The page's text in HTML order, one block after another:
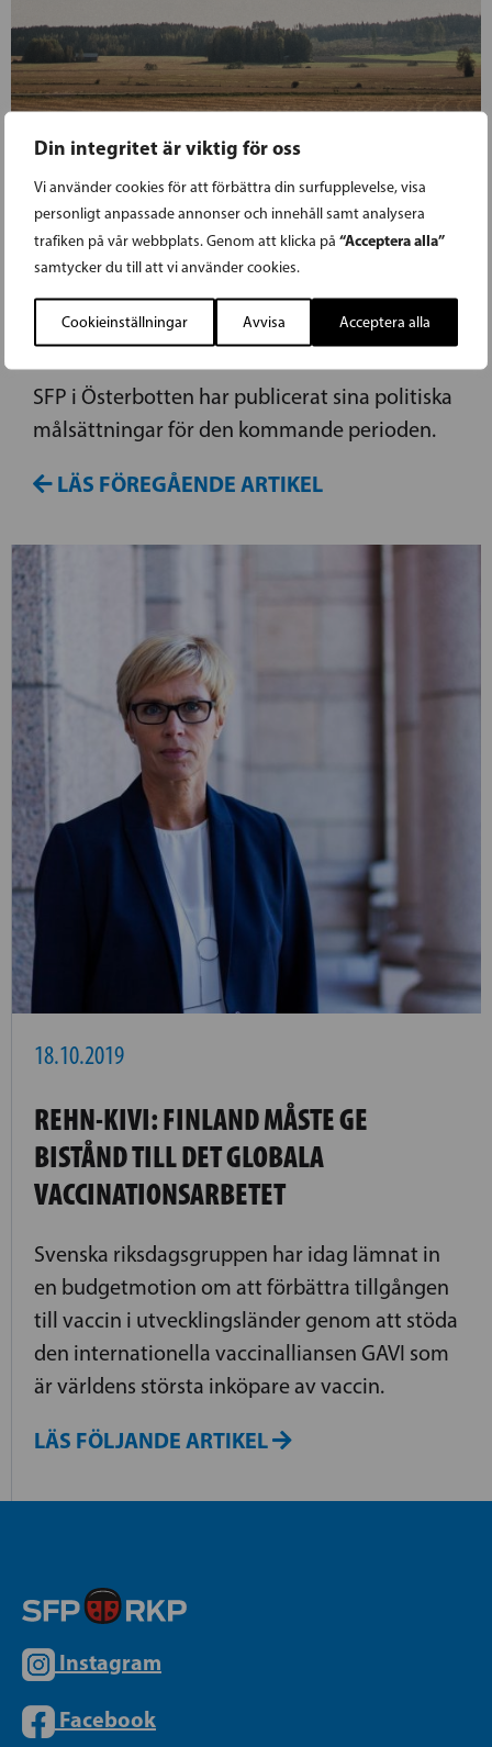
Din integritet är viktig för oss
Vi använder cookies för att förbättra din surfupplevelse, visa
personligt anpassade annonser och innehåll samt analysera
trafiken på vår webbplats. Genom att klicka på “Acceptera alla”
samtycker du till att vi använder cookies.
Cookieinställningar Avvisa Acceptera alla
15.10.2019
SFP I ÖSTERBOTTENS POLITISKA
TYNGDPUNKTER
SFP i Österbotten har publicerat sina politiska
målsättningar för den kommande perioden.
LÄS FÖREGÅENDE ARTIKEL
18.10.2019
REHN-KIVI: FINLAND MÅSTE GE
BISTÅND TILL DET GLOBALA
VACCINATIONSARBETET
Svenska riksdagsgruppen har idag lämnat in
en budgetmotion om att förbättra tillgången
till vaccin i utvecklingsländer genom att stöda
den internationella vaccinalliansen GAVI som
är världens största inköpare av vaccin.
LÄS FÖLJANDE ARTIKEL
Instagram
Facebook